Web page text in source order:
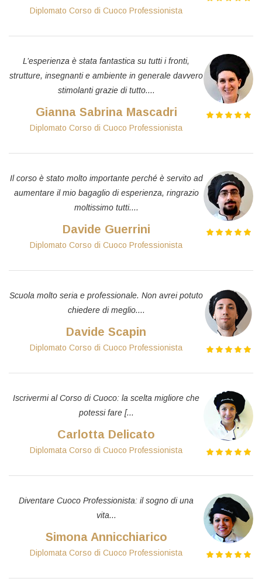
Diplomato Corso di Cuoco Professionista
L’esperienza è stata fantastica su tutti i fronti,
strutture, insegnanti e ambiente in generale davvero
stimolanti grazie di tutto....
Gianna Sabrina Mascadri
Diplomato Corso di Cuoco Professionista
Il corso è stato molto importante perché è servito ad
aumentare il mio bagaglio di esperienza, ringrazio
moltissimo tutti....
Davide Guerrini
Diplomato Corso di Cuoco Professionista
Scuola molto seria e professionale. Non avrei potuto
chiedere di meglio....
Davide Scapin
Diplomato Corso di Cuoco Professionista
Iscrivermi al Corso di Cuoco: la scelta migliore che
potessi fare [...
Carlotta Delicato
Diplomata Corso di Cuoco Professionista
Diventare Cuoco Professionista: il sogno di una
vita...
Simona Annicchiarico
Diplomata Corso di Cuoco Professionista